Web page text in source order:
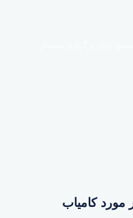
مورد کامیاب